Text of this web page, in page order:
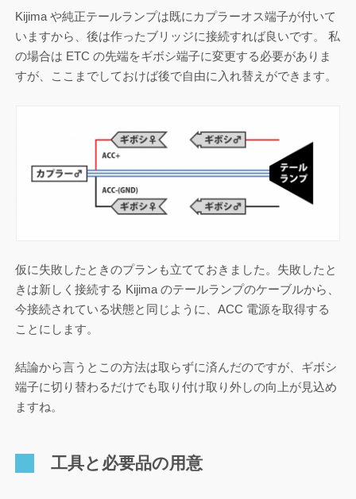
Kijima や純正テールランプは既にカプラーオス端子が付いて
いますから、後は作ったブリッジに接続すれば良いです。 私
の場合は ETC の先端をギボシ端子に変更する必要がありま
すが、ここまでしておけば後で自由に入れ替えができます。
仮に失敗したときのプランも立てておきました。失敗したと
きは新しく接続する Kijima のテールランプのケーブルから、
今接続されている状態と同じように、ACC 電源を取得する
ことにします。
結論から言うとこの方法は取らずに済んだのですが、ギボシ
端子に切り替わるだけでも取り付け取り外しの向上が見込め
ますね。
工具と必要品の用意